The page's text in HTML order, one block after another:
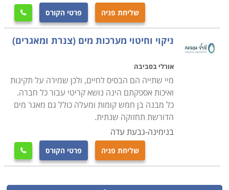
שליחת פניה פרטי הקורס 
ניקוי וחיטוי מערכות מים (צנרת ומאגרים)
אורלי בסביבה
מיי שתייה הם הבסיס לחיים, ולכן שמירה על תקינות
ואיכות אספקתם הינה נושא קריטי עבור כל חברה.
כל מבנה בן חמש קומות ומעלה כולל גם מאגר מים
הדורשת תחזוקה שנתית.
בנימינה-גבעת עדה
שליחת פניה פרטי הקורס 